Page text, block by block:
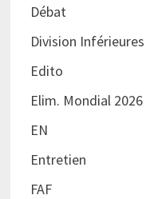
Débat
Division Inférieures
Edito
Elim. Mondial 2026
EN
Entretien
FAF